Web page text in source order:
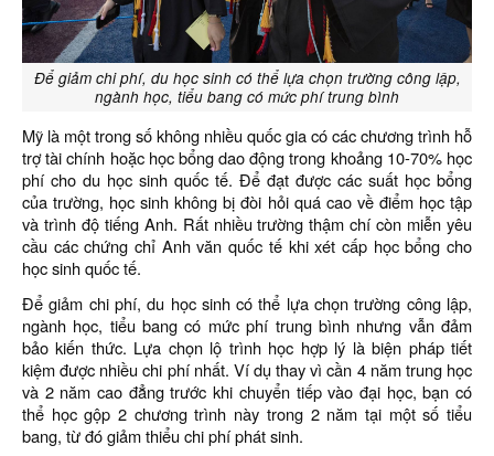
Để giảm chi phí, du học sinh có thể lựa chọn trường công lập,
ngành học, tiểu bang có mức phí trung bình
Mỹ là một trong số không nhiều quốc gia có các chương trình hỗ
trợ tài chính hoặc học bổng dao động trong khoảng 10-70% học
phí cho du học sinh quốc tế. Để đạt được các suất học bổng
của trường, học sinh không bị đòi hỏi quá cao về điểm học tập
và trình độ tiếng Anh. Rất nhiều trường thậm chí còn miễn yêu
cầu các chứng chỉ Anh văn quốc tế khi xét cấp học bổng cho
học sinh quốc tế.
Để giảm chi phí, du học sinh có thể lựa chọn trường công lập,
ngành học, tiểu bang có mức phí trung bình nhưng vẫn đảm
bảo kiến thức. Lựa chọn lộ trình học hợp lý là biện pháp tiết
kiệm được nhiều chi phí nhất. Ví dụ thay vì cần 4 năm trung học
và 2 năm cao đẳng trước khi chuyển tiếp vào đại học, bạn có
thể học gộp 2 chương trình này trong 2 năm tại một số tiểu
bang, từ đó giảm thiểu chi phí phát sinh.